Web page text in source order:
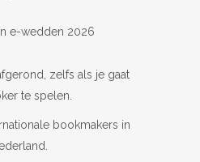
e-wedden 2026
zelfs als je gaat
te spelen.
bookmakers in